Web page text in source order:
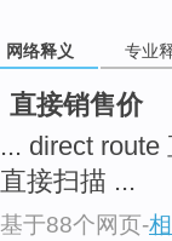
网络释义 专业
直接销售价
... direct route
直接扫描 ...
基于88个网页-